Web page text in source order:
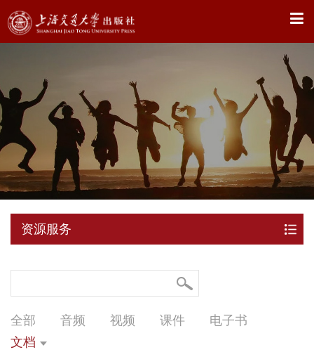
X
资源服务
全部 音频 视频 课件
电子书
文档